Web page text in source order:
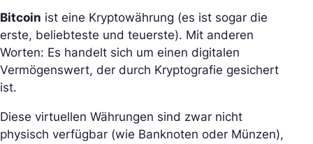
Bitcoin ist eine Kryptowährung (es ist sogar die
erste, beliebteste und teuerste). Mit anderen
Worten: Es handelt sich um einen digitalen
Vermögenswert, der durch Kryptografie gesichert
ist.
Diese virtuellen Währungen sind zwar nicht
physisch verfügbar (wie Banknoten oder Münzen),